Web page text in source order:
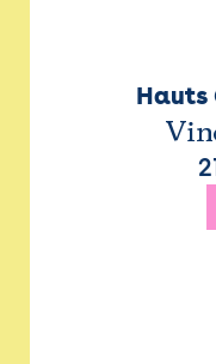
Hauts